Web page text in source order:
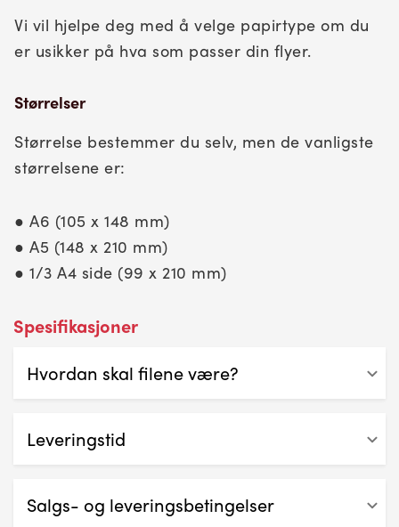
Vi vil hjelpe deg med å velge papirtype om du
er usikker på hva som passer din flyer.
Størrelser
Størrelse bestemmer du selv, men de vanligste
størrelsene er:
● A6 (105 x 148 mm)
● A5 (148 x 210 mm)
● 1/3 A4 side (99 x 210 mm)
Spesifikasjoner
Hvordan skal filene være?
her!
● Hvordan lage trykklar PDF? Se
Leveringstid
mellom 1-4 arbeidsdager, avhengig av opplag
Salgs- og leveringsbetingelser